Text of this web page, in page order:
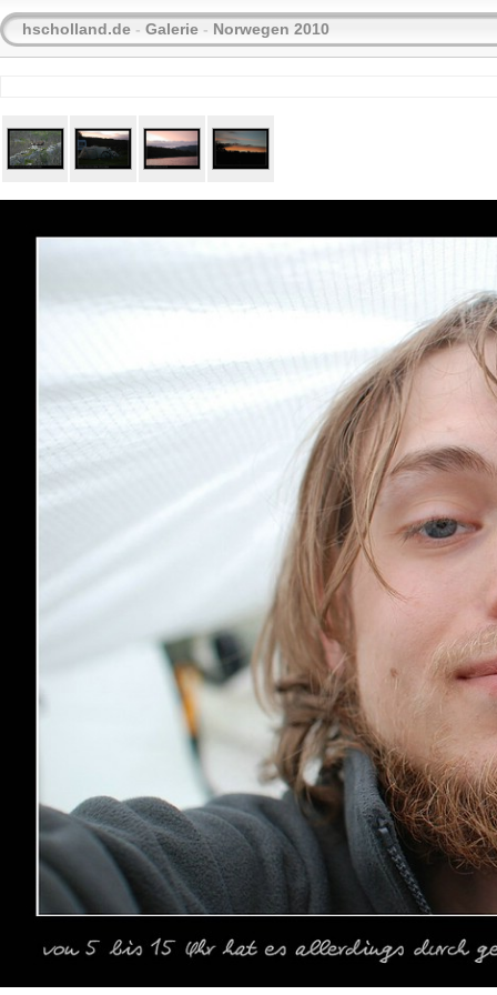
hscholland.de - Galerie - Norwegen 2010